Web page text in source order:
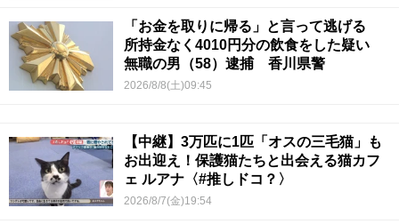
「お金を取りに帰る」と言って逃げる
所持金なく4010円分の飲食をした疑い
無職の男（58）逮捕 香川県警
2026/8/8(土)09:45
【中継】3万匹に1匹「オスの三毛猫」も
お出迎え！保護猫たちと出会える猫カフ
ェ ルアナ〈#推しドコ？〉
2026/8/7(金)19:54